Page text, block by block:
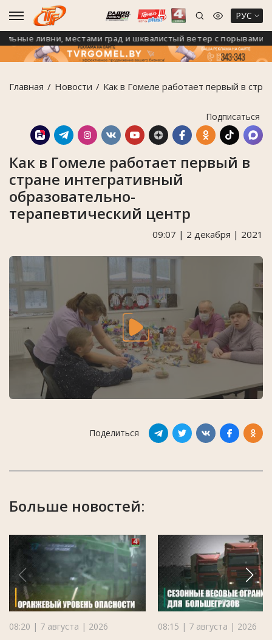
РУС
ливни, местами град и шквалистый ветер с порывами до
Главная Новости Как в Гомеле работает первый в
Подписаться
Как в Гомеле работает первый в
стране интегративный
образовательно-
терапевтический центр
09:07 | 2 декабря | 2021
Поделиться
Больше новостей:
08:20 | 7 августа | 2026 08:15 | 7 августа | 2026